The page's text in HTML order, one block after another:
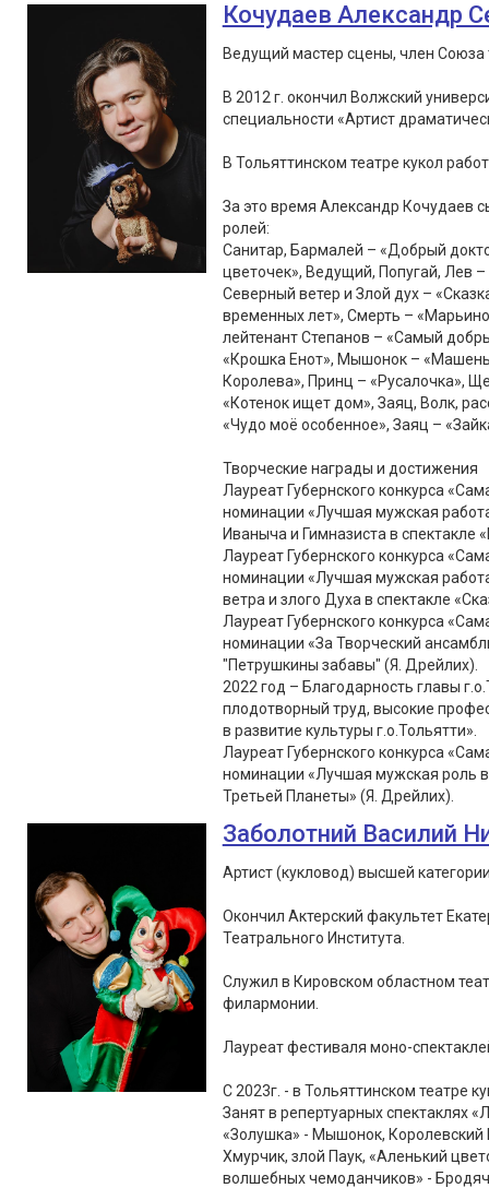
Кочудаев Александр
Ведущий мастер сцены, член Союза
В 2012 г. окончил Волжский
специальности «Артист
В Тольяттинском театре кукол
За это время Александр Кочудаев
ролей:
Санитар, Бармалей – «Добрый
цветочек», Ведущий, Попугай, Лев
Северный ветер и Злой дух –
временных лет», Смерть –
лейтенант Степанов – «Самый
«Крошка Енот», Мышонок –
Королева», Принц – «Русалочка»,
«Котенок ищет дом», Заяц, Волк,
«Чудо моё особенное», Заяц –
Творческие награды и достижения
Лауреат Губернского конкурса
номинации «Лучшая мужская
Иваныча и Гимназиста в спектакле
Лауреат Губернского конкурса
номинации «Лучшая мужская
ветра и злого Духа в спектакле
Лауреат Губернского конкурса
номинации «За Творческий
"Петрушкины забавы" (Я. Дрейлих).
2022 год – Благодарность главы
плодотворный труд, высокие
в развитие культуры г.о.Тольятти».
Лауреат Губернского конкурса
номинации «Лучшая мужская роль в
Третьей Планеты» (Я. Дрейлих).
Заболотний Василий
Артист (кукловод) высшей
Окончил Актерский факультет
Театрального Института.
Служил в Кировском областном
филармонии.
Лауреат фестиваля моно-
С 2023г. - в Тольяттинском театре
Занят в репертуарных спектаклях
«Золушка» - Мышонок,
Хмурчик, злой Паук, «Аленький
волшебных чемоданчиков» -